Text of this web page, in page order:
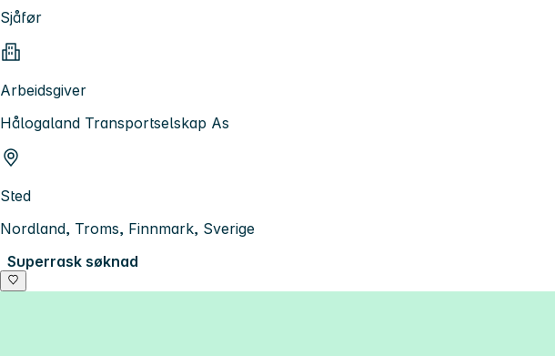
Sjåfør
Arbeidsgiver
Hålogaland Transportselskap As
Sted
Nordland, Troms, Finnmark, Sverige
Superrask søknad